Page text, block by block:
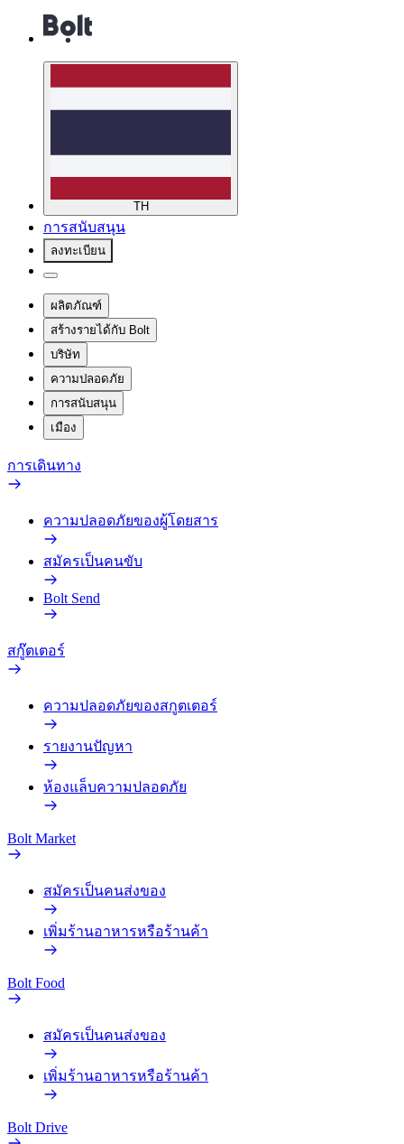
TH
การสนับสนุน
ลงทะเบียน
ผลิตภัณฑ์
สร้างรายได้กับ Bolt
บริษัท
ความปลอดภัย
การสนับสนุน
เมือง
การเดินทาง
ความปลอดภัยของผู้โดยสาร
สมัครเป็นคนขับ
Bolt Send
สกู๊ตเตอร์
ความปลอดภัยของสกูตเตอร์
รายงานปัญหา
ห้องแล็บความปลอดภัย
Bolt Market
สมัครเป็นคนส่งของ
เพิ่มร้านอาหารหรือร้านค้า
Bolt Food
สมัครเป็นคนส่งของ
เพิ่มร้านอาหารหรือร้านค้า
Bolt Drive